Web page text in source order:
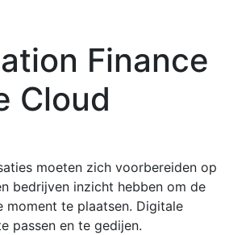
Finance
Cloud
moeten zich voorbereiden op
bedrijven inzicht hebben om de
moment te plaatsen. Digitale
passen en te gedijen.